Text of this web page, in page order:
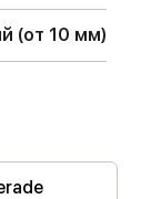
(от 10 мм)